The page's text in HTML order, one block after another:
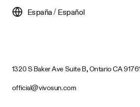
España / Español
1320 S Baker Ave Suite B, Ontario CA
official@vivosun.com